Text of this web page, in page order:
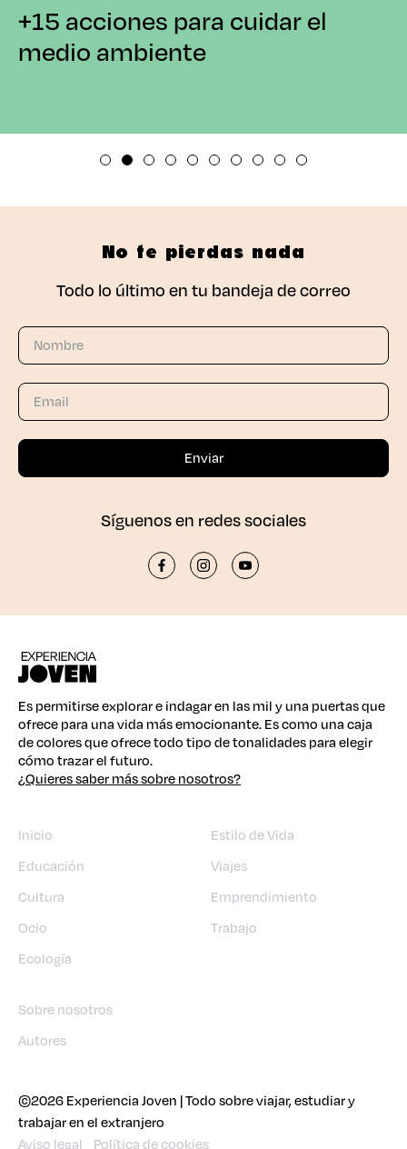
+15 acciones para cuidar el
medio ambiente
No te pierdas nada
Todo lo último en tu bandeja de correo
Síguenos en redes sociales
Es permitirse explorar e indagar en las mil y una puertas que
ofrece para una vida más emocionante. Es como una caja
de colores que ofrece todo tipo de tonalidades para elegir
cómo trazar el futuro.
¿Quieres saber más sobre nosotros?
Inicio
Educación
Cultura
Ocio
Ecología
Estilo de Vida
Viajes
Emprendimiento
Trabajo
Sobre nosotros
Autores
©2026 Experiencia Joven | Todo sobre viajar, estudiar y
trabajar en el extranjero
Aviso legal
Política de cookies